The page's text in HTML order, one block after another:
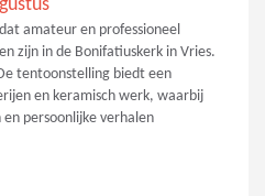
amateur en professioneel
zijn in de Bonifatiuskerk in Vries.
tentoonstelling biedt een
en keramisch werk, waarbij
persoonlijke verhalen